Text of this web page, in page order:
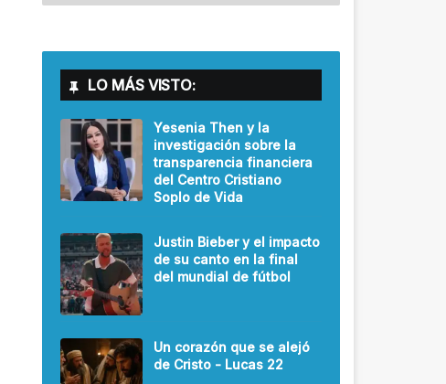
LO MÁS VISTO:
Yesenia Then y la
investigación sobre la
transparencia financiera
del Centro Cristiano
Soplo de Vida
Justin Bieber y el impacto
de su canto en la final
del mundial de fútbol
Un corazón que se alejó
de Cristo - Lucas 22